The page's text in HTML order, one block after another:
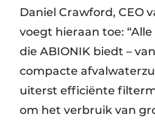
Daniel Crawford, CEO
voegt hieraan toe:
die ABIONIK biedt –
compacte
uiterst efficiënte
om het verbruik van